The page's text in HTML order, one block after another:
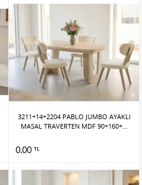
3211+14+2204 PABLO JUMBO AYAKLI
MASAL TRAVERTEN MDF 90+160+...
0.00 TL